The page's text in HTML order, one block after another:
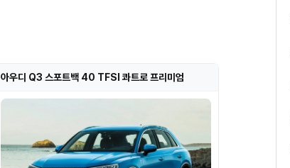
아우디 Q3 스포트백 40 TFSI 콰트로 프리미엄